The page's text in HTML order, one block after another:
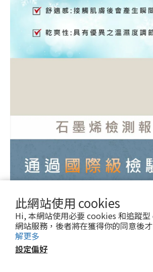
此網站使用 cookies
Hi, 本網站使用必要 cookies 和追蹤
網站服務，後者將在獲得你的同意後
解更多
設定偏好